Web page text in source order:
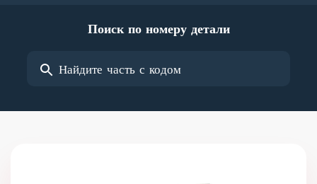
Поиск по номеру детали